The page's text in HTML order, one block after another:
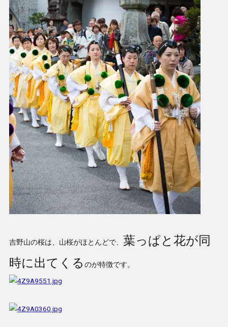
吉野山の桜は、山桜がほとんどで、 葉っぱと花が同
時に出てくる のが特徴です。